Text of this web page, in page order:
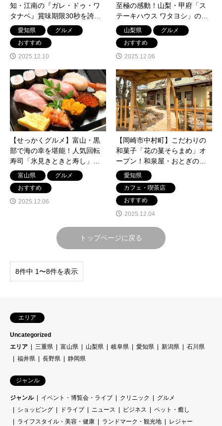
知・江南の『ガレ・ドゥ・ワ
タナベ』賞味期限30秒を誇る
「カリカリシュークリーム」
の秘密
愛知県
グルメ
おすすめ
2025.12.10
至極の感動！山梨・甲府「ス
テーキハウス ワタヨシ」の黒
毛和牛サーロイン
山梨県
グルメ
おすすめ
2025.12.06
【せっかくグルメ】富山・黒
部で海の幸を堪能！人気回転
寿司「氷見きときと寿し」で
味わう北陸の宝石箱
富山県
グルメ
おすすめ
2025.12.06
【岡崎市中村町】こだわりの
和菓子「花の菓そらまめ」オ
ープン！和泉屋・おとぎの蔵
豆の樹の兄妹店が誕生。イー
トインも
愛知県
カフェ・喫茶店
おすすめ
2025.12.04
トップページに戻る
8件中 1〜8件を表示
エリア
Uncategorized
エリア
三重県 富山県 山梨県 岐阜県 愛知県 新潟県
石川県
福井県
長野県 静岡県
ジャンル
ジャンル イベント・博覧会・ライブ クリニック
グルメ
ショッピング
ドライブ ニュース ビジネス
ペット・癒し
ライフスタイル・美容・健康
ランドマーク・観光地 レジャー